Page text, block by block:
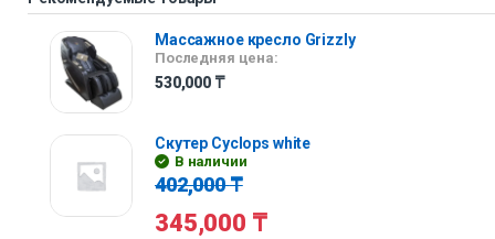
Массажное кресло Grizzly
Последняя цена:
530,000 ₸
Скутер Cyclops white
В наличии
402,000₸
345,000 ₸